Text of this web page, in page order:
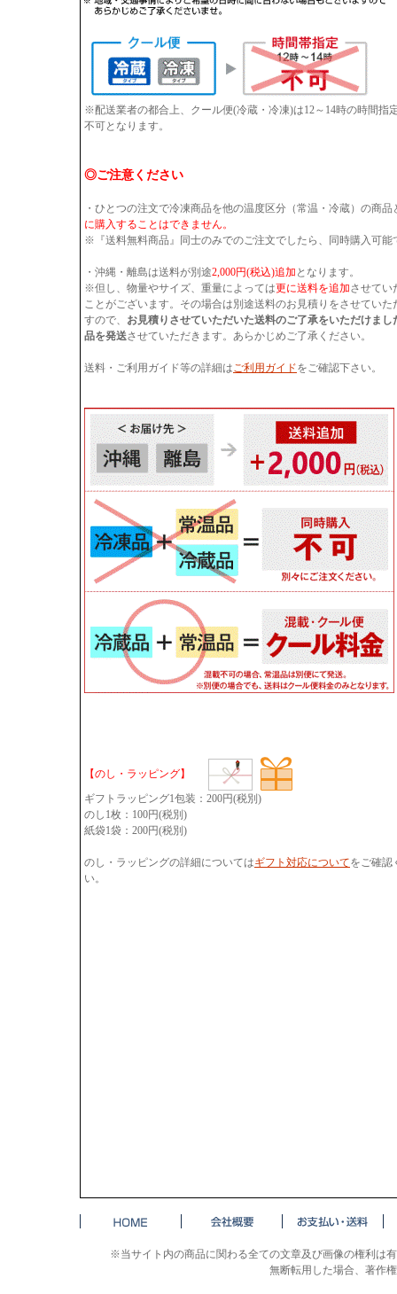
※配送業者の都合上、クール便(冷蔵・冷凍)は12～14時の時間
不可となります。
◎ご注意ください
・ひとつの注文で冷凍商品を他の温度区分（常温・冷蔵）の商品
に購入することはできません。
※『送料無料商品』同士のみでのご注文でしたら、同時購入可能
・沖縄・離島は送料が別途2,000円(税込)追加 となります。
※但し、物量やサイズ、重量によっては更に送料を追加させてい
ことがございます。その場合は別途送料のお見積りをさせていた
すので、 お見積りさせていただいた送料のご了承をいただけまし
品を発送させていただきます。あらかじめご了承ください。
送料・ご利用ガイド等の詳細はご利用ガイドをご確認下さい。
【のし・ラッピング】
ギフトラッピング1包装：200円(税別)
のし1枚：100円(税別)
紙袋1袋：200円(税別)
のし・ラッピングの詳細についてはギフト対応についてをご確認
い。
※当サイト内の商品に関わる全ての文章及び画像の権利は
無断転用した場合、著作